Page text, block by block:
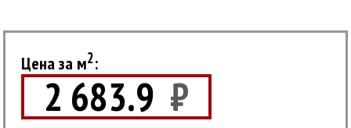
Цена за м2:
2 683.9 ₽